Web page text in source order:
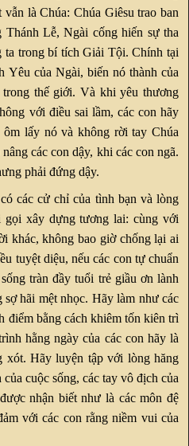
là Chúa: Chúa Giêsu trao ban
Lễ, Ngài cống hiến sự tha
ta trong bí tích Giải Tội. Chính tại
Yêu của Ngài, biến nó thành của
thế giới. Và khi yêu thương
với điều sai lầm, các con hãy
lấy nó và không rời tay Chúa
các con dậy, khi các con ngã.
phải đứng dậy.
các cử chỉ của tình bạn và lòng
xây dựng tương lai: cùng với
khác, không bao giờ chống lại ai
tuyệt diệu, nếu các con tự chuẩn
tràn đầy tuổi trẻ giầu ơn lành
sợ hãi mệt nhọc. Hãy làm như các
điểm bằng cách khiêm tốn kiên trì
hằng ngày của các con hãy là
xót. Hãy luyện tập với lòng hăng
cuộc sống, các tay vô địch của
nhận biết như là các môn đệ
với các con rằng niềm vui của